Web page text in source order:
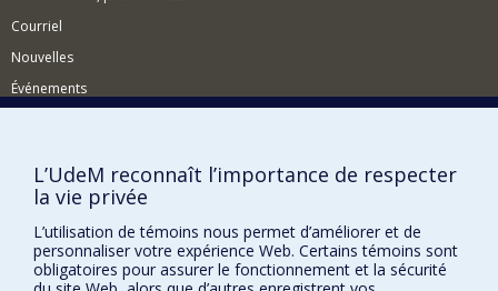
ancien, 2004).
Courriel
Nouvelles
Événements
BESOIN D'AIDE?
Plan du site
Signaler une erreur
Accessibilité
L’UdeM reconnaît l’importance de respecter
la vie privée
L’utilisation de témoins nous permet d’améliorer et de
personnaliser votre expérience Web. Certains témoins sont
obligatoires pour assurer le fonctionnement et la sécurité